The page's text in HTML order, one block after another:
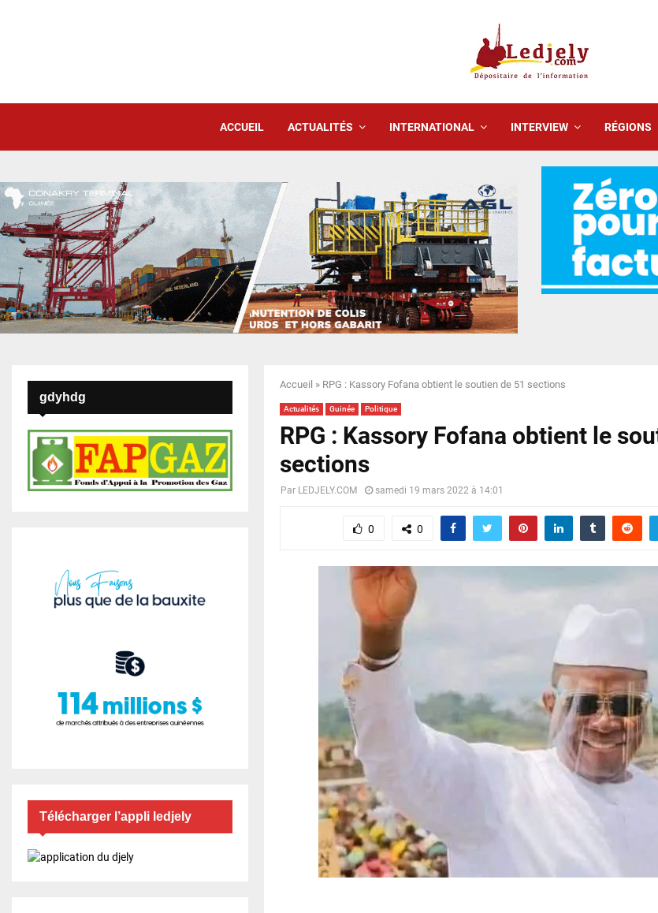
ACCUEIL ACTUALITÉS INTERNATIONAL INTERVIEW RÉGIONS
Accueil » RPG : Kassory Fofana obtient le soutien de 51 sections
Actualités Guinée Politique
RPG : Kassory Fofana obtient le
sections
Par LEDJELY.COM samedi 19 mars 2022 à 14:01
0 0
gdyhdg
Télécharger l’appli ledjely